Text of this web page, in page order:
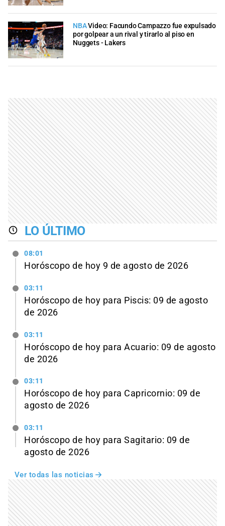
NBAVideo: Facundo Campazzo fue expulsado
por golpear a un rival y tirarlo al piso en
Nuggets - Lakers
LO ÚLTIMO
08:01
Horóscopo de hoy 9 de agosto de 2026
03:11
Horóscopo de hoy para Piscis: 09 de agosto
de 2026
03:11
Horóscopo de hoy para Acuario: 09 de agosto
de 2026
03:11
Horóscopo de hoy para Capricornio: 09 de
agosto de 2026
03:11
Horóscopo de hoy para Sagitario: 09 de
agosto de 2026
Ver todas las noticias